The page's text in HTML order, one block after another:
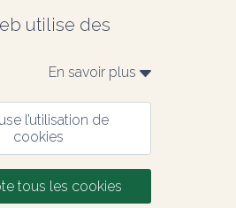
utilise des
En savoir plus
l’utilisation de
cookies
tous les cookies